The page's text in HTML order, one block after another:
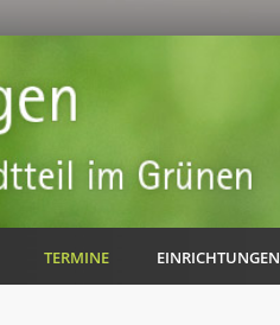
TERMINE EINRICHTUNGEN